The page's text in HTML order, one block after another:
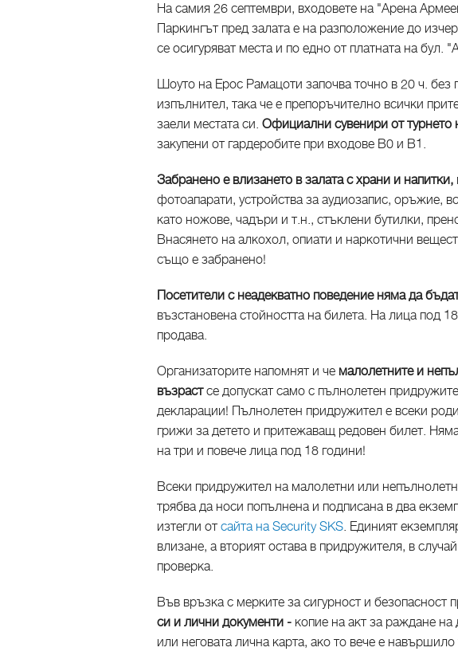
На самия 26 септември, входовете на "Арена
Паркингът пред залата е на разположение до
се осигуряват места и по едно от платната на бул.
Шоуто на Ерос Рамацоти започва точно в 20 ч. без
изпълнител, така че е препоръчително всички
заели местата си. Официални сувенири от турнето
закупени от гардеробите при входове B0 и B1.
Забранено е влизането в залата с храни и напитки,
фотоапарати, устройства за аудиозапис, оръжие,
като ножове, чадъри и т.н., стъклени бутилки,
Внасянето на алкохол, опиати и наркотични
също е забранено!
Посетители с неадекватно поведение няма да
възстановена стойността на билета. На лица под
продава.
Организаторите напомнят и че малолетните и
възрастсе допускат само с пълнолетен
декларации! Пълнолетен придружител е всеки
грижи за детето и притежаващ редовен билет.
на три и повече лица под 18 години!
Всеки придружител на малолетни или
трябва да носи попълнена и подписана в два
изтегли отсайта на Security SKS. Единият
влизане, а вторият остава в придружителя, в
проверка.
Във връзка с мерките за сигурност и безопасност
си и лични документи - копие на акт за раждане на
или неговата лична карта, ако то вече е навършило